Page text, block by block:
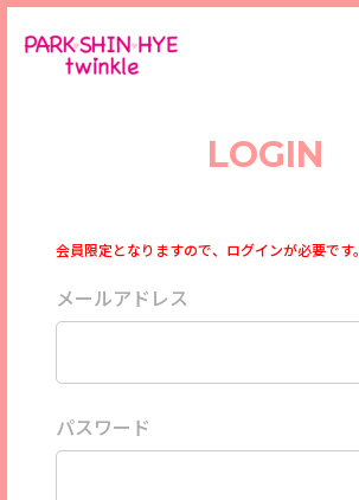
LOGIN
会員限定となりますので、ログインが必要です。
メールアドレス
パスワード